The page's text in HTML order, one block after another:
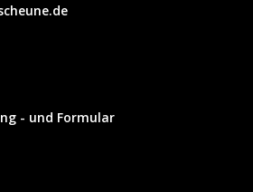
- und Formular